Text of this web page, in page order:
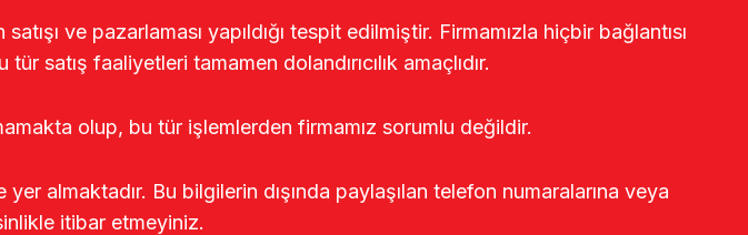
ve pazarlaması yapıldığı tespit edilmiştir. Firmamızla hiçbir bağlantısı
satış faaliyetleri tamamen dolandırıcılık amaçlıdır.
olup, bu tür işlemlerden firmamız sorumlu değildir.
almaktadır. Bu bilgilerin dışında paylaşılan telefon numaralarına veya
itibar etmeyiniz.